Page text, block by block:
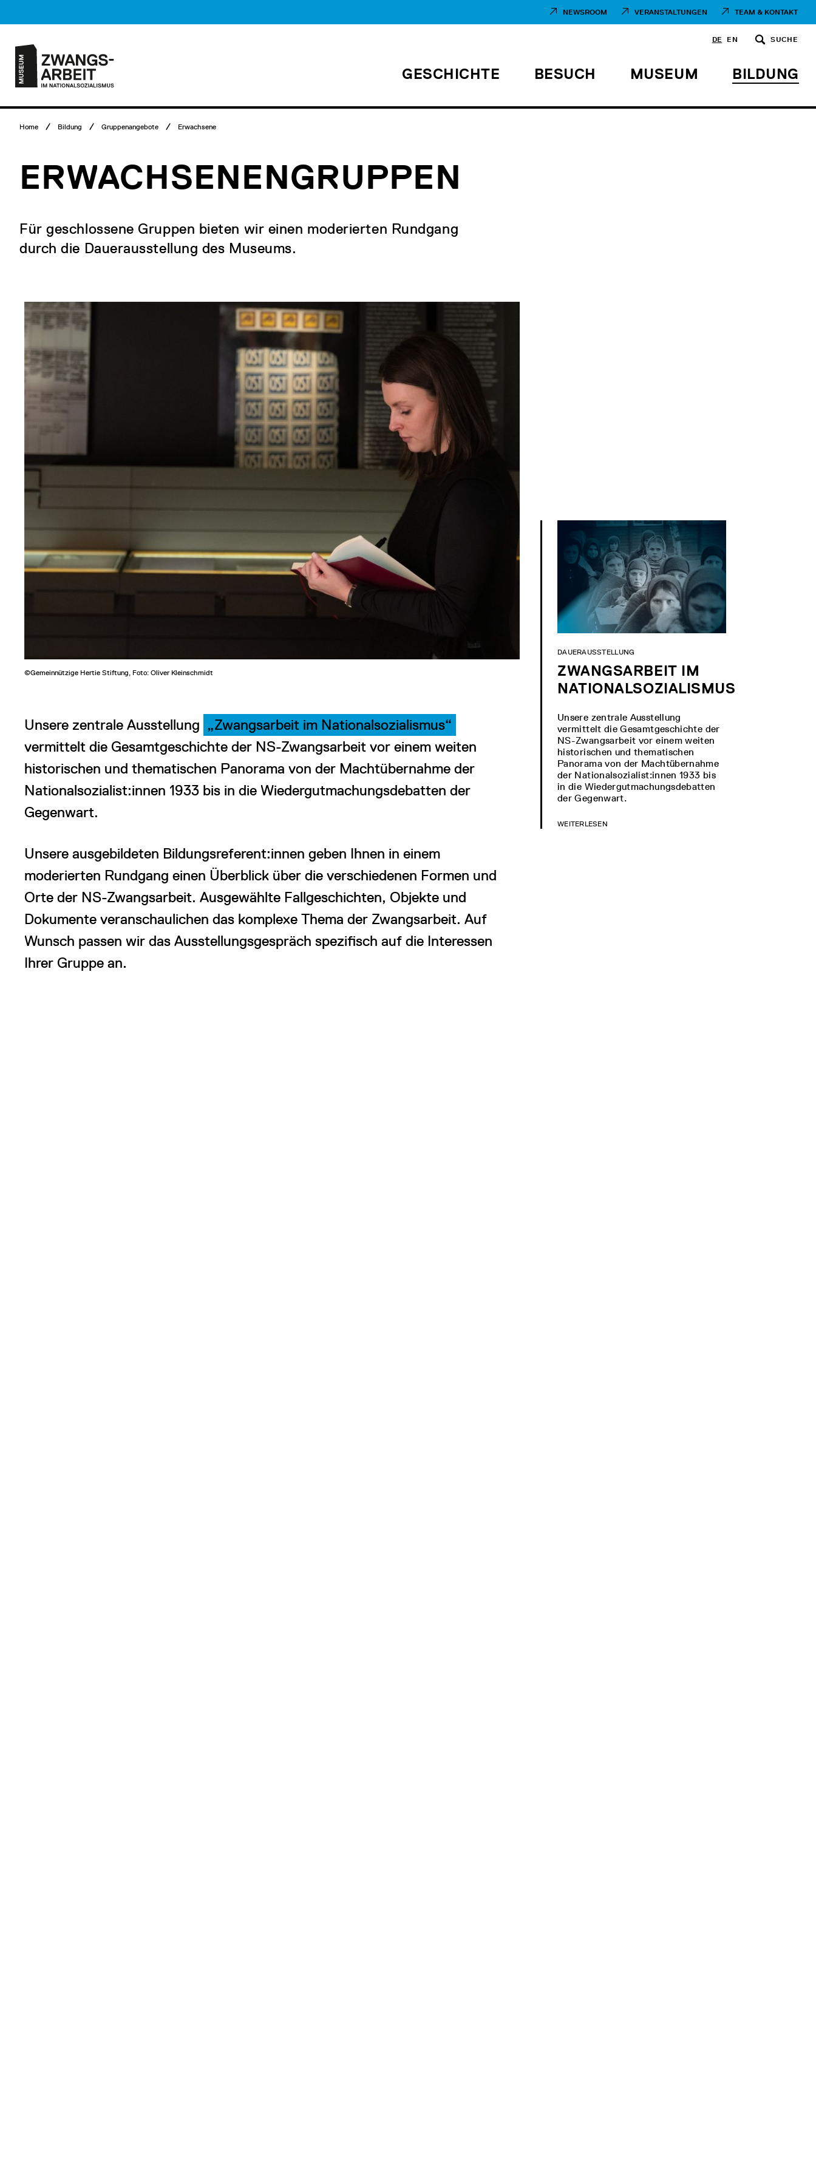
Inhalt
NEWSROOM VERANSTALTUNGEN TEAM & KONTAKT
Hauptmenü
DE EN SUCHE
Logo
Museum
Zwangsarbeit
Nationalsozialismus
GESCHICHTE BESUCH MUSEUM BILDUNG
Breadcrumb
Home Bildung Gruppenangebote Erwachsene
ERWACHSENENGRUPPEN
Für geschlossene Gruppen bieten wir einen moderierten Rundgang
durch die Dauerausstellung des Museums.
©Gemeinnützige Hertie Stiftung, Foto: Oliver Kleinschmidt
Unsere zentrale Ausstellung „Zwangsarbeit im Nationalsozialismus“
vermittelt die Gesamtgeschichte der NS-Zwangsarbeit vor einem weiten
historischen und thematischen Panorama von der Machtübernahme der
Nationalsozialist:innen 1933 bis in die Wiedergutmachungsdebatten der
Gegenwart.
Unsere ausgebildeten Bildungsreferent:innen geben Ihnen in einem
moderierten Rundgang einen Überblick über die verschiedenen Formen und
Orte der NS-Zwangsarbeit. Ausgewählte Fallgeschichten, Objekte und
Dokumente veranschaulichen das komplexe Thema der Zwangsarbeit. Auf
Wunsch passen wir das Ausstellungsgespräch spezifisch auf die Interessen
Ihrer Gruppe an.
ZWANGSARBEIT IM
NATIONALSOZIALISMUS
DAUERAUSSTELLUNG
Unsere zentrale Ausstellung
vermittelt die Gesamtgeschichte der
NS-Zwangsarbeit vor einem weiten
historischen und thematischen
Panorama von der Machtübernahme
der Nationalsozialist:innen 1933 bis
in die Wiedergutmachungsdebatten
der Gegenwart.
WEITERLESEN